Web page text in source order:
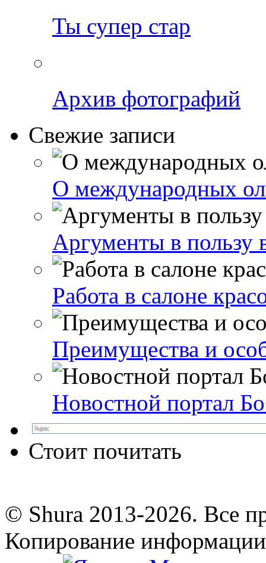
Ты супер стар
Архив фотографий
Свежие записи
О международных
Аргументы в пользу
Работа в салоне
Преимущества и
Новостной портал
Стоит почитать
© Shura 2013-2026. Все
Копирование